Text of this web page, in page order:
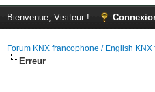
Bienvenue, Visiteur !
Forum KNX francophone / English KNX
Erreur